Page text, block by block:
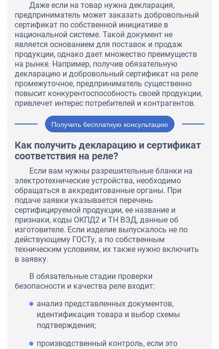
Даже если на товар нужна декларация,
предприниматель может заказать добровольный
сертификат по собственной инициативе в
национальной системе. Такой документ не
является основанием для поставок и продаж
продукции, однако дает множество преимуществ
на рынке. Например, получив обязательную
декларацию и добровольный сертификат на реле
промежуточное, предприниматель существенно
повысит конкурентоспособность своей продукции,
привлечет интерес потребителей и контрагентов.
Получить бесплатную консультацию
Как получить декларацию и сертификат
соответствия на реле?
Если вам нужны разрешительные бланки на
электротехнические устройства, необходимо
обращаться в аккредитованные органы. При
подаче заявки указывается перечень
сертифицируемой продукции, ее название и
признаки, коды ОКПД2 и ТН ВЭД, данные об
изготовителе. Если изделие выпускалось не по
действующему ГОСТу, а по собственным
техническим условиям, их также нужно включить
в заявку.
В обязательные стадии проверки
безопасности и качества реле входит:
анализ представленных документов,
идентификация товара и выбор схемы
подтверждения;
производственный контроль, если это